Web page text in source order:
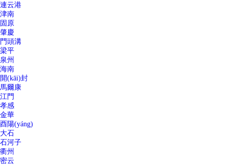
連云港
津南
固原
肇慶
門頭溝
梁平
泉州
海南
開(kāi)封
馬爾康
江門
孝感
金華
酉陽(yáng)
大石
石河子
衢州
密云